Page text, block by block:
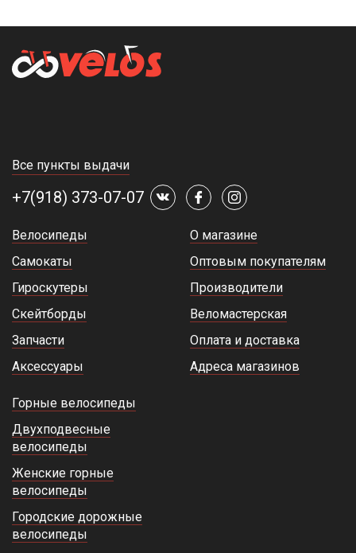
Все пункты выдачи
+7(918) 373-07-07
Велосипеды
Самокаты
Гироскутеры
Скейтборды
Запчасти
Аксессуары
О магазине
Оптовым покупателям
Производители
Веломастерская
Оплата и доставка
Адреса магазинов
Горные велосипеды
Двухподвесные
велосипеды
Женские горные
велосипеды
Городские дорожные
велосипеды